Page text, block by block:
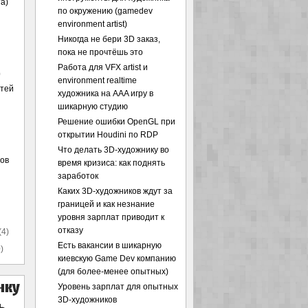
по окружению (gamedev
environment artist)
Никогда не бери 3D заказ,
пока не прочтёшь это
Работа для VFX artist и
environment realtime
художника на AAA игру в
шикарную студию
Решение ошибки OpenGL при
открытии Houdini по RDP
Что делать 3D-художнику во
время кризиса: как поднять
заработок
Каких 3D-художников ждут за
границей и как незнание
уровня зарплат приводит к
отказу
Есть вакансии в шикарную
киевскую Game Dev компанию
(для более-менее опытных)
Уровень зарплат для опытных
3D-художников